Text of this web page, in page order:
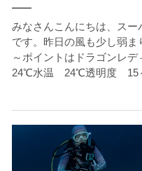
みなさんこんにちは、ス
です。昨日の風も少し弱
～ポイントはドラゴンレ
24℃水温 24℃透明度 15